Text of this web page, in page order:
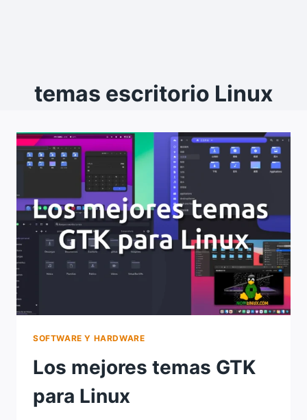
temas escritorio Linux
SOFTWARE Y HARDWARE
Los mejores temas GTK
para Linux